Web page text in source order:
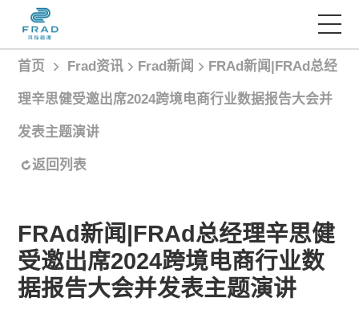
首页
服务项目
Frad智库
首页 Frad资讯 Frad新闻 FRAd新闻|FRAd总经
理辛思健受邀出席2024跨境电商行业数据报告大会并
发表主题演讲
返回列表
FRAd新闻|FRAd总经理辛思健
受邀出席2024跨境电商行业数
据报告大会并发表主题演讲